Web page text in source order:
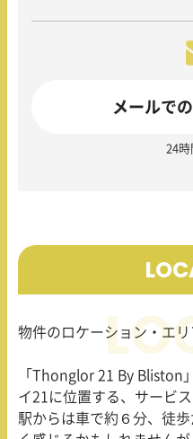
メールで
24時
物件のロケーション・エ
「Thonglor 21 By Bliston
イ21 に位置する、サービ
駅からは車で約６分、徒